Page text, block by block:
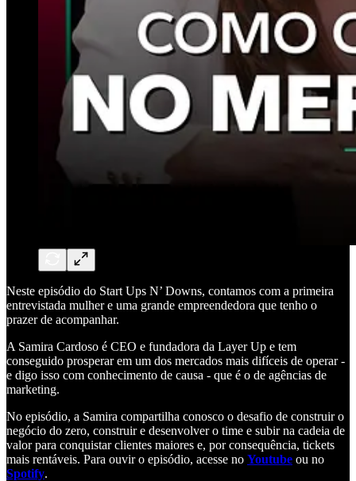
Neste episódio do Start Ups N’ Downs, contamos com a primeira
entrevistada mulher e uma grande empreendedora que tenho o
prazer de acompanhar.
A Samira Cardoso é CEO e fundadora da Layer Up e tem
conseguido prosperar em um dos mercados mais difíceis de operar -
e digo isso com conhecimento de causa - que é o de agências de
marketing.
No episódio, a Samira compartilha conosco o desafio de construir o
negócio do zero, construir e desenvolver o time e subir na cadeia de
valor para conquistar clientes maiores e, por consequência, tickets
mais rentáveis. Para ouvir o episódio, acesse no Youtube ou no
Spotify.